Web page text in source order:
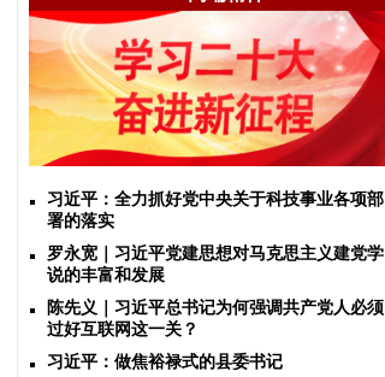
习近平：全力抓好党中央关于科技事业各项部
署的落实
罗永宽｜习近平党建思想对马克思主义建党学
说的丰富和发展
陈先义｜习近平总书记为何强调共产党人必须
过好互联网这一关？
习近平：做焦裕禄式的县委书记